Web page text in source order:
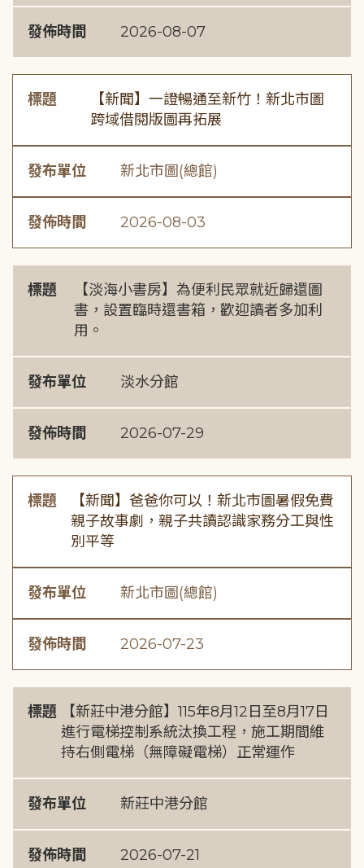
發佈時間 2026-08-07
標題
【新聞】一證暢通至新竹！新北市圖
跨域借閱版圖再拓展
發布單位 新北市圖(總館)
發佈時間 2026-08-03
標題
【淡海小書房】為便利民眾就近歸還圖
書，設置臨時還書箱，歡迎讀者多加利
用。
發布單位 淡水分館
發佈時間 2026-07-29
標題
【新聞】爸爸你可以！新北市圖暑假免費
親子故事劇，親子共讀認識家務分工與性
別平等
發布單位 新北市圖(總館)
發佈時間 2026-07-23
標題
【新莊中港分館】115年8月12日至8月17日
進行電梯控制系統汰換工程，施工期間維
持右側電梯（無障礙電梯）正常運作
發布單位 新莊中港分館
發佈時間 2026-07-21